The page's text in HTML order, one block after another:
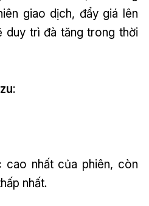
giao dịch, đẩy giá lên
duy trì đà tăng trong thời
:
nhất của phiên, còn
nhất.